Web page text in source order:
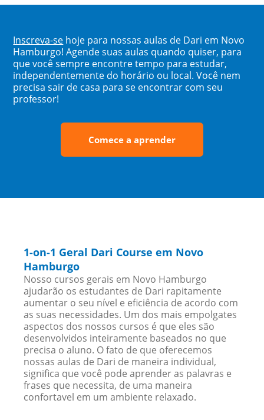
Inscreva-se hoje para nossas aulas de Dari em Novo
Hamburgo! Agende suas aulas quando quiser, para
que você sempre encontre tempo para estudar,
independentemente do horário ou local. Você nem
precisa sair de casa para se encontrar com seu
professor!
Comece a aprender
1-on-1 Geral Dari Course em Novo
Hamburgo
Nosso cursos gerais em Novo Hamburgo
ajudarão os estudantes de Dari rapitamente
aumentar o seu nível e eficiência de acordo com
as suas necessidades. Um dos mais empolgates
aspectos dos nossos cursos é que eles são
desenvolvidos inteiramente baseados no que
precisa o aluno. O fato de que oferecemos
nossas aulas de Dari de maneira individual,
significa que você pode aprender as palavras e
frases que necessita, de uma maneira
confortavel em um ambiente relaxado.